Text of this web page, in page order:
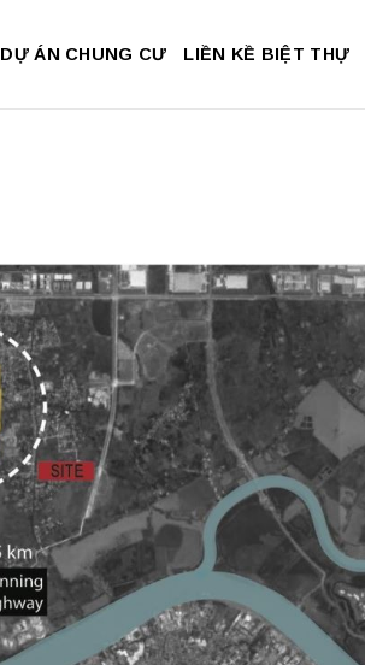
DỰ ÁN CHUNG CƯ LIỀN KỀ BIỆT THỰ